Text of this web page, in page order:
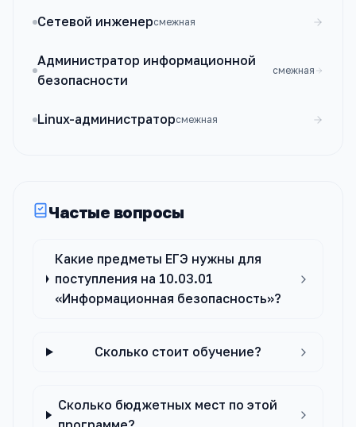
Сетевой инженерсмежная
Администратор информационной
безопасности
смежная
Linux-администраторсмежная
Частые вопросы
Какие предметы ЕГЭ нужны для
поступления на 10.03.01
«Информационная безопасность»?
Сколько стоит обучение?
Сколько бюджетных мест по этой